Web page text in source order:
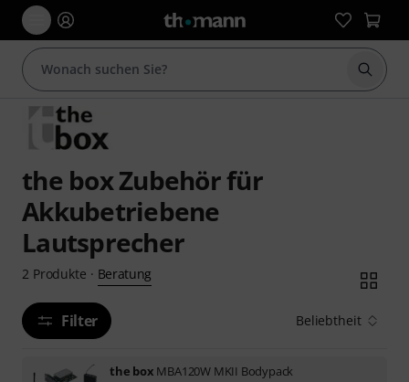
Suche
the box Zubehör für
Akkubetriebene
Lautsprecher
2 Produkte · Beratung
Filter Beliebtheit
the box MBA120W MKII Bodypack